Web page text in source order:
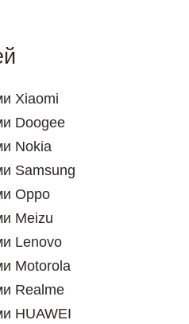
Xiaomi
Doogee
Nokia
Samsung
Oppo
Meizu
Lenovo
Motorola
Realme
HUAWEI